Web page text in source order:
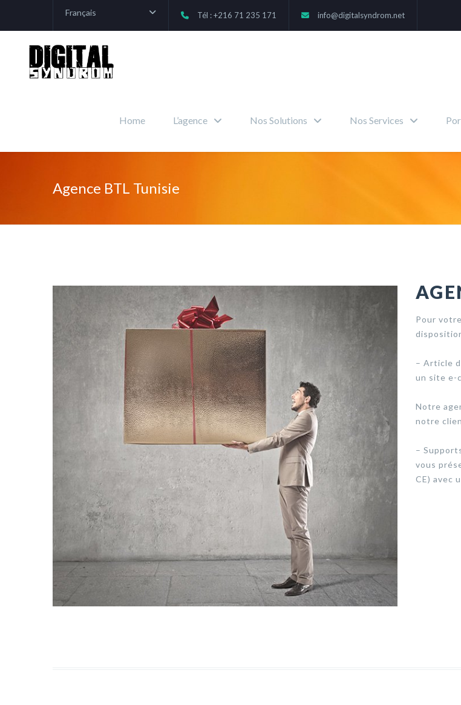
Français Tél : +216 71 235 171 info@digitalsyndrom.net
Home L’agence Nos Solutions Nos Services
Agence BTL Tunisie
Pour
– Article
un site e-
Notre
notre
–
vous
CE) avec